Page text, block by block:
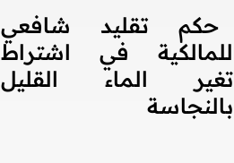
حكم تقليد شافعي
للمالكية في اشتراط
تغير الماء القليل
بالنجاسة